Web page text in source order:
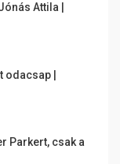
Attila |
|
Parkert, csak a